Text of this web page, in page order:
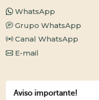
WhatsApp
Grupo WhatsApp
Canal WhatsApp
E-mail
Aviso importante!